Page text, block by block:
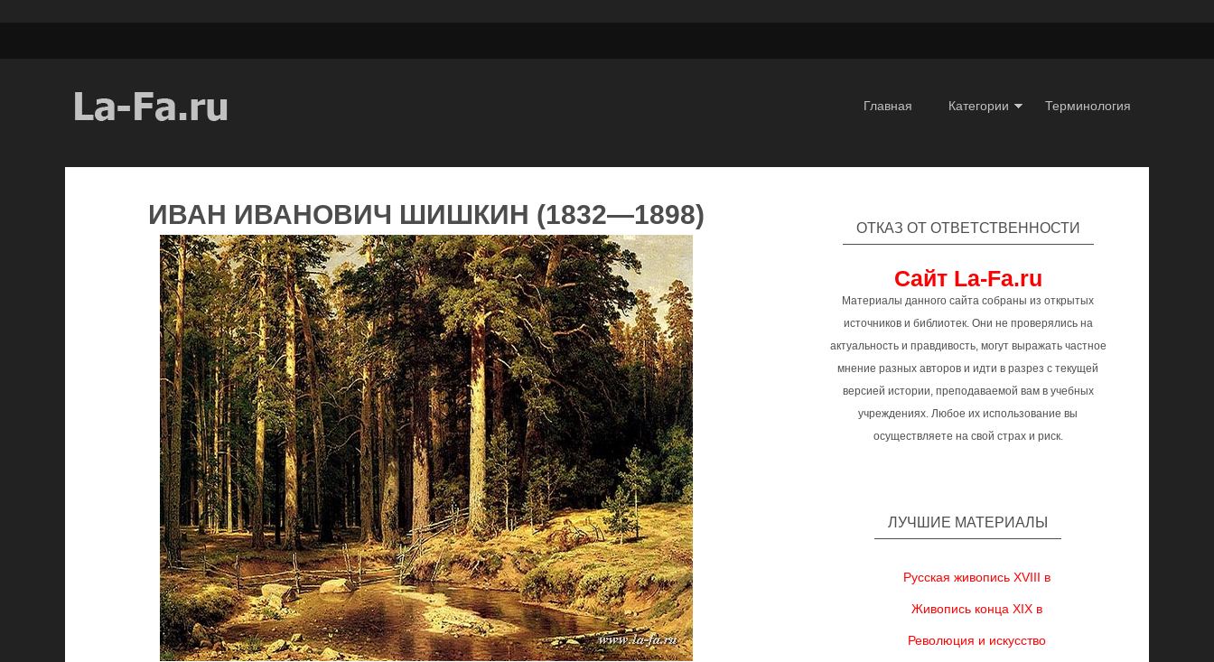
Главная Категории Терминология
ИВАН ИВАНОВИЧ ШИШКИН (1832—1898) ОТКАЗ ОТ ОТВЕТСТВЕННОСТИ
Сайт La-Fa.ru
Материалы данного сайта собраны из открытых
источников и библиотек. Они не проверялись на
актуальность и правдивость, могут выражать частное
мнение разных авторов и идти в разрез с текущей
версией истории, преподаваемой вам в учебных
учреждениях. Любое их использование вы
осуществляете на свой страх и риск.
ЛУЧШИЕ МАТЕРИАЛЫ
Русская живопись XVIII в
Живопись конца XIX в
Революция и искусство